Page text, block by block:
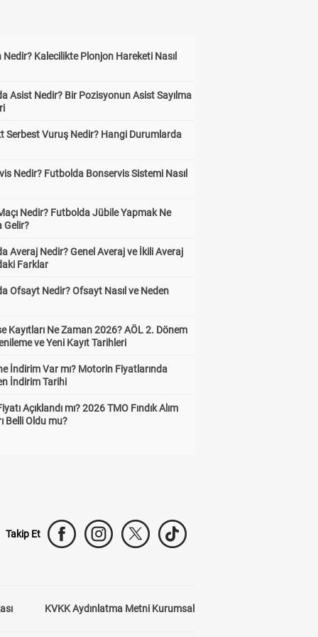
Nedir? Kalecilikte Plonjon Hareketi Nasıl
Asist Nedir? Bir Pozisyonun Asist Sayılma
Serbest Vuruş Nedir? Hangi Durumlarda
Nedir? Futbolda Bonservis Sistemi Nasıl
Nedir? Futbolda Jübile Yapmak Ne
Gelir?
Averaj Nedir? Genel Averaj ve İkili Averaj
Farklar
Ofsayt Nedir? Ofsayt Nasıl ve Neden
Kayıtları Ne Zaman 2026? AÖL 2. Dönem
ve Yeni Kayıt Tarihleri
İndirim Var mı? Motorin Fiyatlarında
İndirim Tarihi
Açıklandı mı? 2026 TMO Fındık Alım
Belli Oldu mu?
Takip Et
KVKK Aydınlatma Metni Kurumsal